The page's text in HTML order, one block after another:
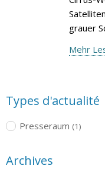
grauer
Mehr
Types d'actualité
Presseraum (1)
Archives